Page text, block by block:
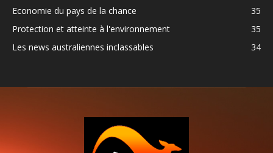
Economie du pays de la chance
35
Protection et atteinte à l'environnement
35
Les news australiennes inclassables
34